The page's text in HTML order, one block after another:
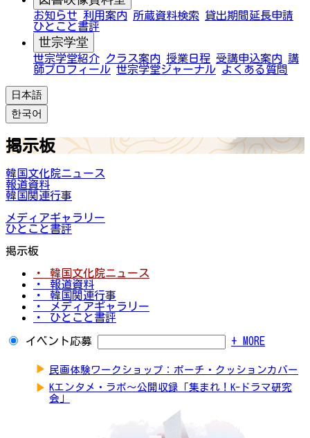
お知らせ 利用案内 所蔵資料検索
貸出期間延長申請
ひとこと書評
世宗学堂
世宗学堂紹介 クラス案内 授業日程 受講申込案内 講
師プロフィール 世宗学堂ジャーナル よくある質問
日本語
한국어
掲示板
韓国文化院ニュース
報道資料
韓国関連行事
メディアギャラリー
ひとこと書評
掲示板
・ 韓国文化院ニュース
・ 報道資料
・ 韓国関連行事
・ メディアギャラリー
・ ひとこと書評
イベント応募 + MORE
▶ 民画体験ワークショップ：ポーチ・クッションカバー
▶ Kエンタメ・ラボ～公開収録「集まれ！K-ドラマ研究
会」